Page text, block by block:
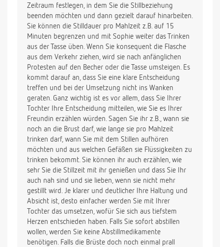
Zeitraum festlegen, in dem Sie die Stillbeziehung
beenden möchten und dann gezielt darauf hinarbeiten.
Sie können die Stilldauer pro Mahlzeit z.B. auf 15
Minuten begrenzen und mit Sophie weiter das Trinken
aus der Tasse üben. Wenn Sie konsequent die Flasche
aus dem Verkehr ziehen, wird sie nach anfänglichen
Protesten auf den Becher oder die Tasse umsteigen. Es
kommt darauf an, dass Sie eine klare Entscheidung
treffen und bei der Umsetzung nicht ins Wanken
geraten. Ganz wichtig ist es vor allem, dass Sie Ihrer
Tochter Ihre Entscheidung mitteilen, wie Sie es Ihrer
Freundin erzählen würden. Sagen Sie ihr z.B., wann sie
noch an die Brust darf, wie lange sie pro Mahlzeit
trinken darf, wann Sie mit dem Stillen aufhören
möchten und aus welchen Gefäßen sie Flüssigkeiten zu
trinken bekommt. Sie können ihr auch erzählen, wie
sehr Sie die Stillzeit mit ihr genießen und dass Sie Ihr
auch nah sind und sie lieben, wenn sie nicht mehr
gestillt wird. Je klarer und deutlicher Ihre Haltung und
Absicht ist, desto einfacher werden Sie mit Ihrer
Tochter das umsetzen, wofür Sie sich aus tiefstem
Herzen entschieden haben. Falls Sie sofort abstillen
wollen, werden Sie keine Abstillmedikamente
benötigen. Falls die Brüste doch noch einmal prall